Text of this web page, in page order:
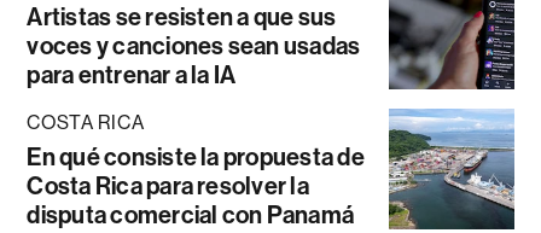
Artistas se resisten a que sus
voces y canciones sean usadas
para entrenar a la IA
COSTA RICA
En qué consiste la propuesta de
Costa Rica para resolver la
disputa comercial con Panamá